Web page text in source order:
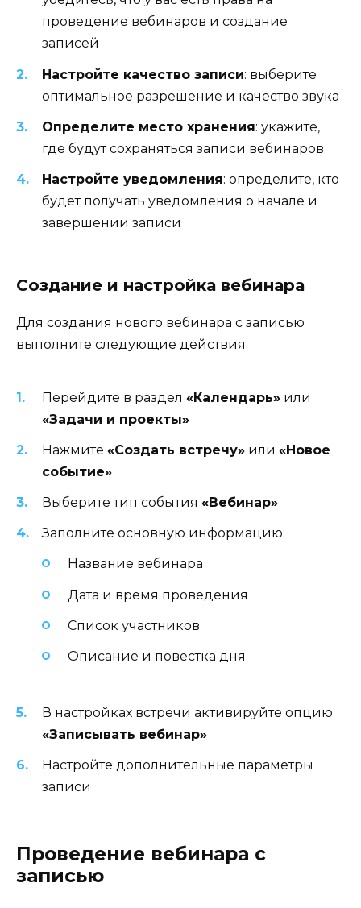
проведение вебинаров и создание
записей
Настройте качество записи: выберите
оптимальное разрешение и качество звука
Определите место хранения: укажите,
где будут сохраняться записи вебинаров
Настройте уведомления: определите, кто
будет получать уведомления о начале и
завершении записи
Создание и настройка вебинара
Для создания нового вебинара с записью
выполните следующие действия:
Перейдите в раздел «Календарь» или
«Задачи и проекты»
Нажмите «Создать встречу» или «Новое
событие»
Выберите тип события «Вебинар»
Заполните основную информацию:
Название вебинара
Дата и время проведения
Список участников
Описание и повестка дня
В настройках встречи активируйте опцию
«Записывать вебинар»
Настройте дополнительные параметры
записи
Проведение вебинара с
записью